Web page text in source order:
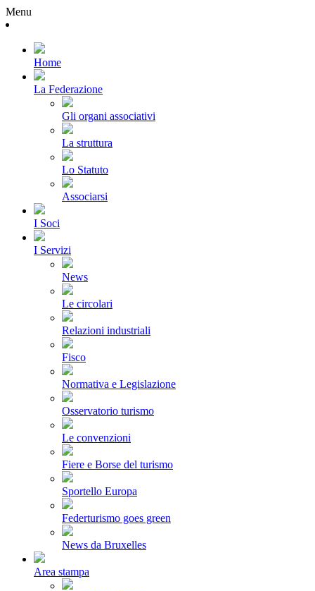
Menu
Home
La Federazione
Gli organi associativi
La struttura
Lo Statuto
Associarsi
I Soci
I Servizi
News
Le circolari
Relazioni industriali
Fisco
Normativa e Legislazione
Osservatorio turismo
Le convenzioni
Fiere e Borse del turismo
Sportello Europa
Federturismo goes green
News da Bruxelles
Area stampa